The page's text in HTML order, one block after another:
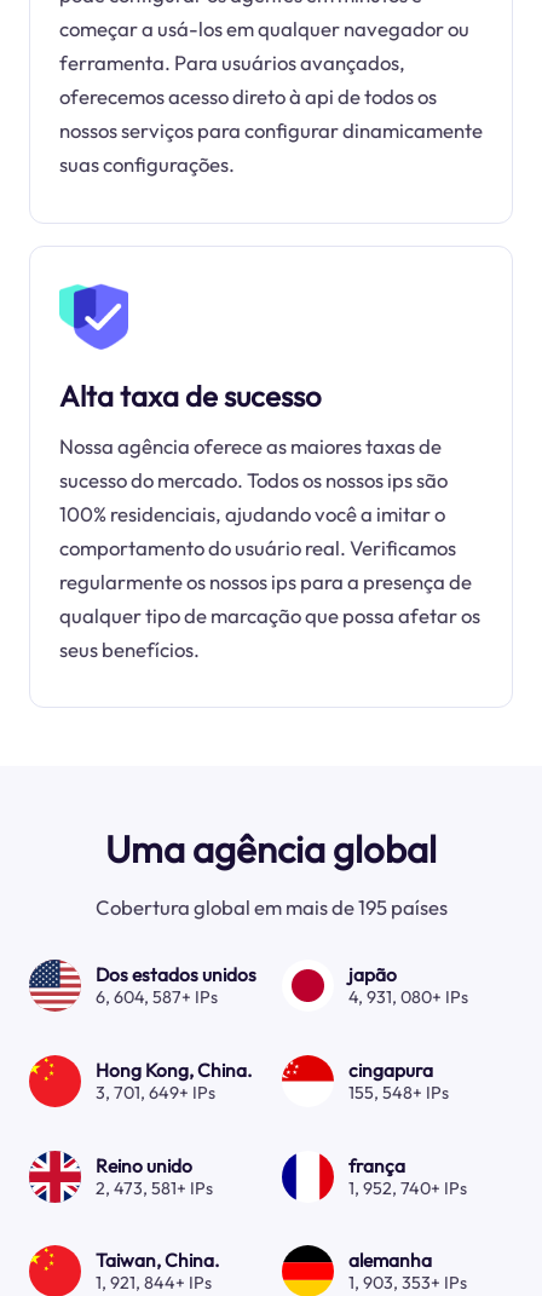
começar a usá-los em qualquer navegador ou
ferramenta. Para usuários avançados,
oferecemos acesso direto à api de todos os
nossos serviços para configurar dinamicamente
suas configurações.
Alta taxa de sucesso
Nossa agência oferece as maiores taxas de
sucesso do mercado. Todos os nossos ips são
100% residenciais, ajudando você a imitar o
comportamento do usuário real. Verificamos
regularmente os nossos ips para a presença de
qualquer tipo de marcação que possa afetar os
seus benefícios.
Uma agência global
Cobertura global em mais de 195 países
Dos estados unidos
6, 604, 587+ IPs
japão
4, 931, 080+ IPs
Hong Kong, China.
3, 701, 649+ IPs
cingapura
155, 548+ IPs
Reino unido
2, 473, 581+ IPs
frança
1, 952, 740+ IPs
Taiwan, China.
1, 921, 844+ IPs
alemanha
1, 903, 353+ IPs